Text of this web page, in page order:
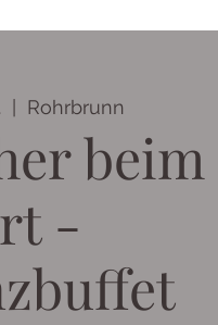
  |
Rohrbrunn
beim
-